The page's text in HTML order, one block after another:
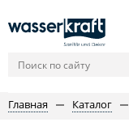
Главная Каталог